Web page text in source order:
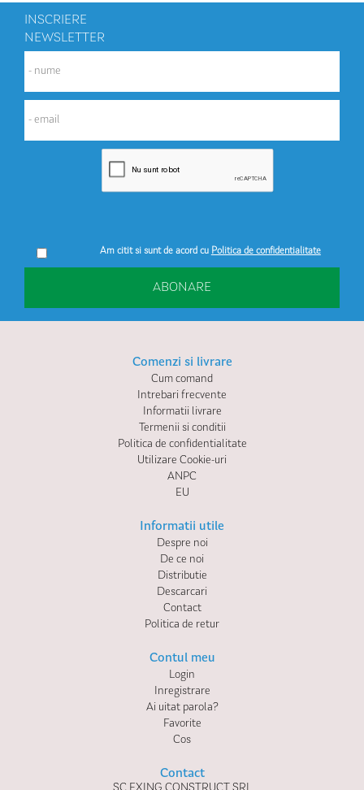
INSCRIERE
NEWSLETTER
Am citit si sunt de acord cu Politica de confidentialitate
ABONARE
Comenzi si livrare
Cum comand
Intrebari frecvente
Informatii livrare
Termenii si conditii
Politica de confidentialitate
Utilizare Cookie-uri
ANPC
EU
Informatii utile
Despre noi
De ce noi
Distributie
Descarcari
Contact
Politica de retur
Contul meu
Login
Inregistrare
Ai uitat parola?
Favorite
Cos
Contact